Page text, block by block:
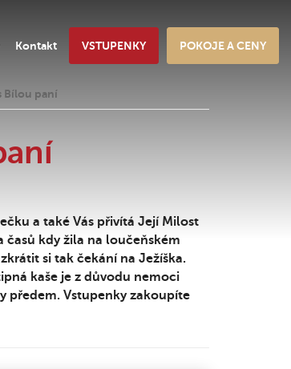
VSTUPENKY POKOJE A CENY
Kontakt
Bílou paní
a také Vás přivítá Její Milost
časů kdy žila na loučeňském
si tak čekání na Ježíška.
kaše je z důvodu nemoci
předem. Vstupenky zakoupíte